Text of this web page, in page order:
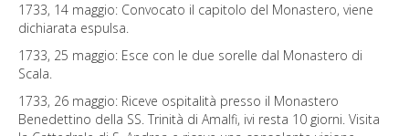
1733, 14 maggio: Convocato il capitolo del Monastero, viene
dichiarata espulsa.
1733, 25 maggio: Esce con le due sorelle dal Monastero di
Scala.
1733, 26 maggio: Riceve ospitalità presso il Monastero
Benedettino della SS. Trinità di Amalfi, ivi resta 10 giorni. Visita